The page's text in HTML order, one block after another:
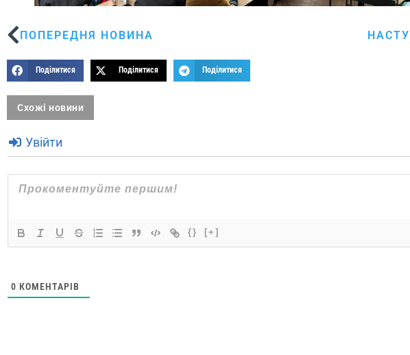
ПОПЕРЕДНЯ НОВИНА
Поділитися Поділитися Поділитися
Схожі новини
Увійти
{} [+]
0 КОМЕНТАРІВ